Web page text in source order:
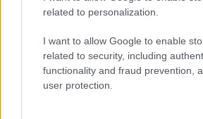
related to personalization.
I want to allow Google to enable
related to security, including
functionality and fraud prevention,
user protection.